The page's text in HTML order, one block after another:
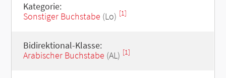
Kategorie:
Sonstiger Buchstabe (Lo) [1]
Bidirektional-Klasse:
Arabischer Buchstabe (AL) [1]